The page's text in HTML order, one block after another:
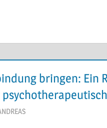
bringen: Ein